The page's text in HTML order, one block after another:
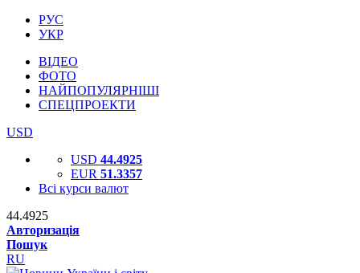
РУС
УКР
ВІДЕО
ФОТО
НАЙПОПУЛЯРНІШІ
СПЕЦПРОЕКТИ
USD
USD 44.4925
EUR 51.3357
Всі курси валют
44.4925
Авторизація
Пошук
RU